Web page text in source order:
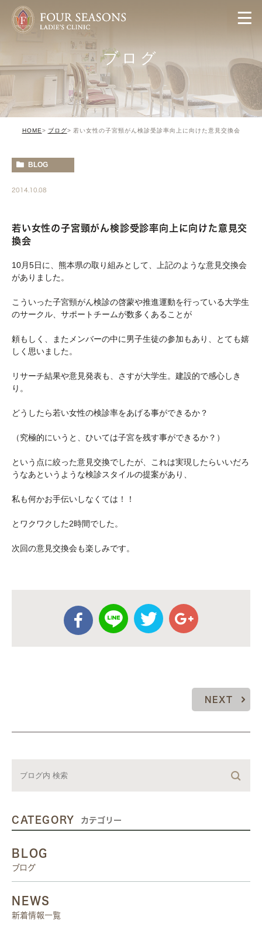
ブログ
HOME ブログ 若い女性の子宮頸がん検診受診率向上に向けた意見交換会
BLOG
2014.10.08
若い女性の子宮頸がん検診受診率向上に向けた意見交
換会
10月5日に、熊本県の取り組みとして、上記のような意見交換会
がありました。
こういった子宮頸がん検診の啓蒙や推進運動を行っている大学生
のサークル、サポートチームが数多くあることが
頼もしく、またメンバーの中に男子生徒の参加もあり、とても嬉
しく思いました。
リサーチ結果や意見発表も、さすが大学生。建設的で感心しき
り。
どうしたら若い女性の検診率をあげる事ができるか？
（究極的にいうと、ひいては子宮を残す事ができるか？）
という点に絞った意見交換でしたが、これは実現したらいいだろ
うなあというような検診スタイルの提案があり、
私も何かお手伝いしなくては！！
とワクワクした2時間でした。
次回の意見交換会も楽しみです。
NEXT
CATEGORY カテゴリー
BLOG
ブログ
NEWS
新着情報一覧